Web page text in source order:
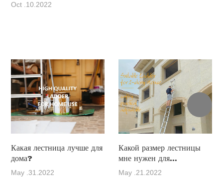
Oct .10.2022
Какая лестница лучше для
дома?
May .31.2022
Какой размер лестницы
мне нужен для
двухэтажного дома?
May .21.2022